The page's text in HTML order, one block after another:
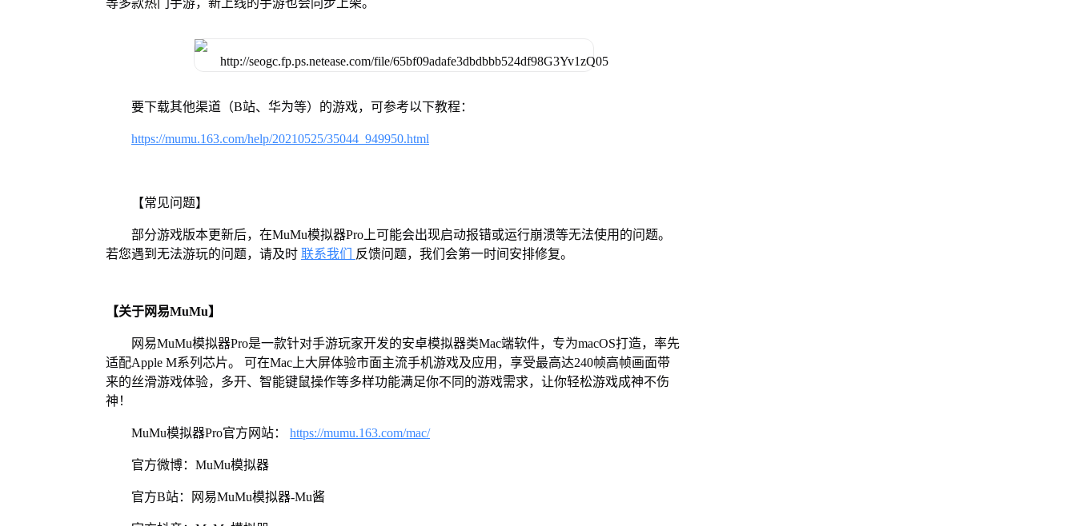
等多款热门手游，新上线的手游也会同步上架。
要下载其他渠道（B站、华为等）的游戏，可参考以下教程：
https://mumu.163.com/help/20210525/35044_949950.html
【常见问题】
部分游戏版本更新后，在MuMu模拟器Pro上可能会出现启动报错或运行崩溃等无法使用的问题。
若您遇到无法游玩的问题，请及时 联系我们 反馈问题，我们会第一时间安排修复。
【关于网易MuMu】
网易MuMu模拟器Pro是一款针对手游玩家开发的安卓模拟器类Mac端软件，专为macOS打造，率先
适配Apple M系列芯片。 可在Mac上大屏体验市面主流手机游戏及应用，享受最高达240帧高帧画面带
来的丝滑游戏体验，多开、智能键鼠操作等多样功能满足你不同的游戏需求，让你轻松游戏成神不伤
神！
MuMu模拟器Pro官方网站： https://mumu.163.com/mac/
官方微博：MuMu模拟器
官方B站：网易MuMu模拟器-Mu酱